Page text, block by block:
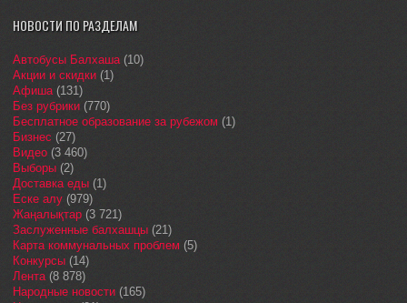
НОВОСТИ ПО РАЗДЕЛАМ
Автобусы Балхаша(10)
Акции и скидки (1)
Афиша(131)
Без рубрики (770)
Бесплатное образование за рубежом (1)
Бизнес (27)
Видео (3 460)
Выборы (2)
Доставка еды (1)
Еске алу (979)
Жаңалықтар (3 721)
Заслуженные балхашцы (21)
Карта коммунальных проблем (5)
Конкурсы (14)
Лента(8 878)
Народные новости (165)